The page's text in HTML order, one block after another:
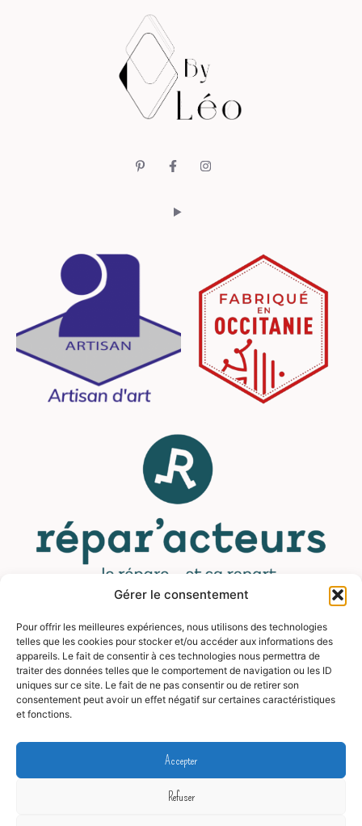
Gérer le consentement
Pour offrir les meilleures expériences, nous utilisons des technologies
telles que les cookies pour stocker et/ou accéder aux informations des
appareils. Le fait de consentir à ces technologies nous permettra de
traiter des données telles que le comportement de navigation ou les ID
uniques sur ce site. Le fait de ne pas consentir ou de retirer son
consentement peut avoir un effet négatif sur certaines caractéristiques
et fonctions.
Accepter
Refuser
MENU
Contact
Mentions légales
FAQ
Blog